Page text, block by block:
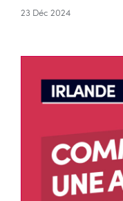
23 Déc 2024